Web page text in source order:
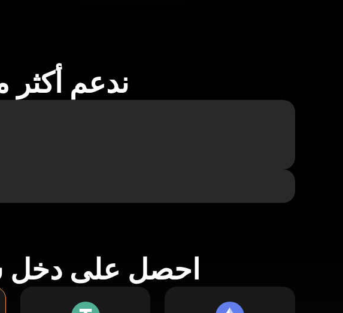
ندعم أكثر من 100 عملة
احصل على دخل